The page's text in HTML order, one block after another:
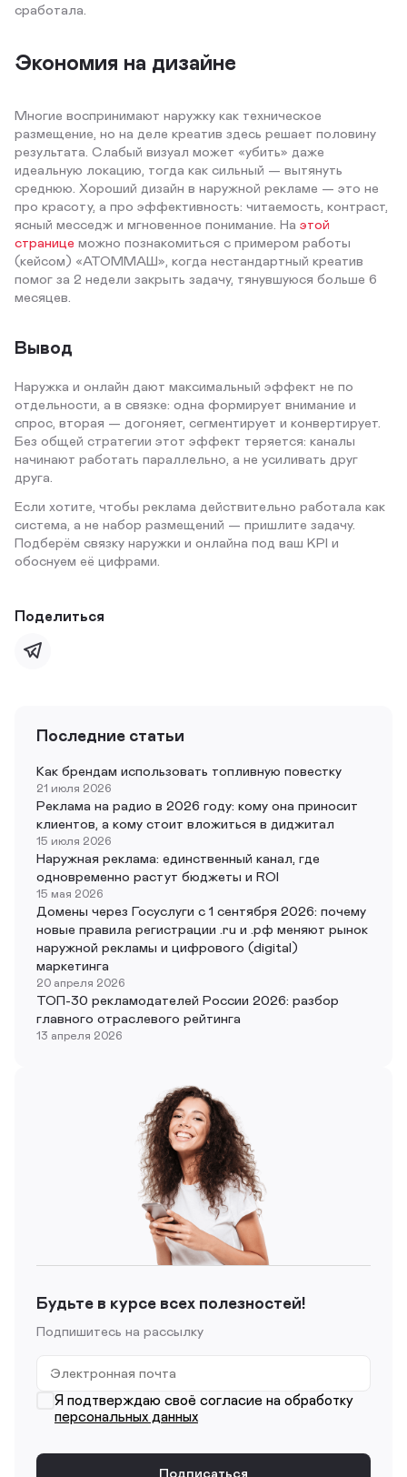
сработала.
Экономия на дизайне
Многие воспринимают наружку как техническое
размещение, но на деле креатив здесь решает половину
результата. Слабый визуал может «убить» даже
идеальную локацию, тогда как сильный — вытянуть
среднюю. Хороший дизайн в наружной рекламе — это не
про красоту, а про эффективность: читаемость, контраст,
ясный месседж и мгновенное понимание. На этой
странице можно познакомиться с примером работы
(кейсом) «АТОММАШ», когда нестандартный креатив
помог за 2 недели закрыть задачу, тянувшуюся больше 6
месяцев.
Вывод
Наружка и онлайн дают максимальный эффект не по
отдельности, а в связке: одна формирует внимание и
спрос, вторая — догоняет, сегментирует и конвертирует.
Без общей стратегии этот эффект теряется: каналы
начинают работать параллельно, а не усиливать друг
друга.
Если хотите, чтобы реклама действительно работала как
система, а не набор размещений — пришлите задачу.
Подберём связку наружки и онлайна под ваш KPI и
обоснуем её цифрами.
Поделиться
Последние статьи
Как брендам использовать топливную повестку
21 июля 2026
Реклама на радио в 2026 году: кому она приносит
клиентов, а кому стоит вложиться в диджитал
15 июля 2026
Наружная реклама: единственный канал, где
одновременно растут бюджеты и ROI
15 мая 2026
Домены через Госуслуги с 1 сентября 2026: почему
новые правила регистрации .ru и .рф меняют рынок
наружной рекламы и цифрового (digital)
маркетинга
20 апреля 2026
ТОП-30 рекламодателей России 2026: разбор
главного отраслевого рейтинга
13 апреля 2026
Будьте в курсе всех полезностей!
Подпишитесь на рассылку
Я подтверждаю своё согласие на обработку
персональных данных